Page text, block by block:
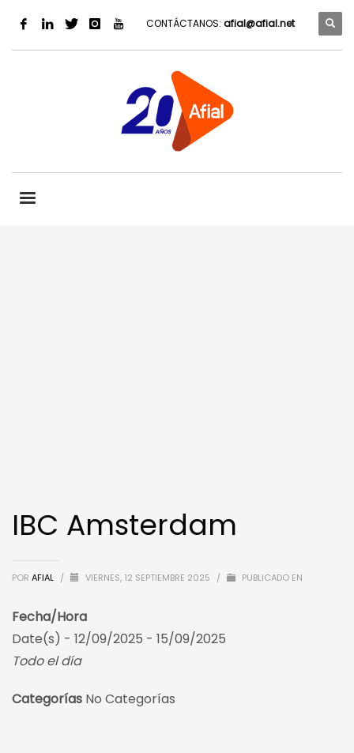
CONTÁCTANOS: afial@afial.net
IBC Amsterdam
POR AFIAL / VIERNES, 12 SEPTIEMBRE 2025 / PUBLICADO EN
Fecha/Hora
Date(s) - 12/09/2025 - 15/09/2025
Todo el día
Categorías No Categorías